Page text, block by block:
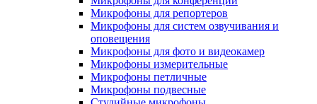
Микрофоны для репортеров
Микрофоны для систем озвучивания и
оповещения
Микрофоны для фото и видеокамер
Микрофоны измерительные
Микрофоны петличные
Микрофоны подвесные